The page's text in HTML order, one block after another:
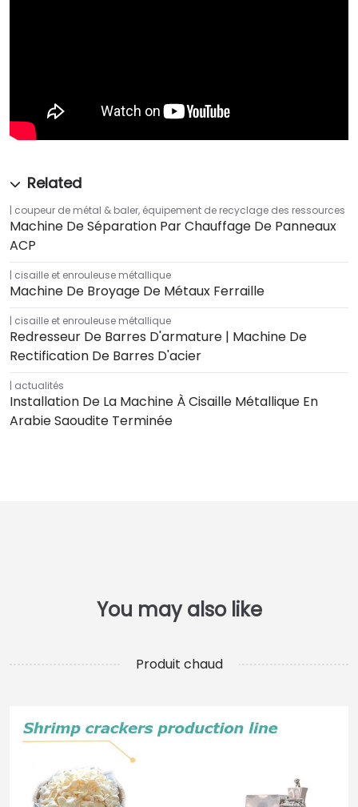
coupeur de métal & baler, équipement de recyclage des ressources
Machine De Séparation Par Chauffage De Panneaux
ACP
cisaille et enrouleuse métallique
Machine De Broyage De Métaux Ferraille
cisaille et enrouleuse métallique
Redresseur De Barres D'armature | Machine De
Rectification De Barres D'acier
actualités
Installation De La Machine À Cisaille Métallique En
Arabie Saoudite Terminée
Produit chaud